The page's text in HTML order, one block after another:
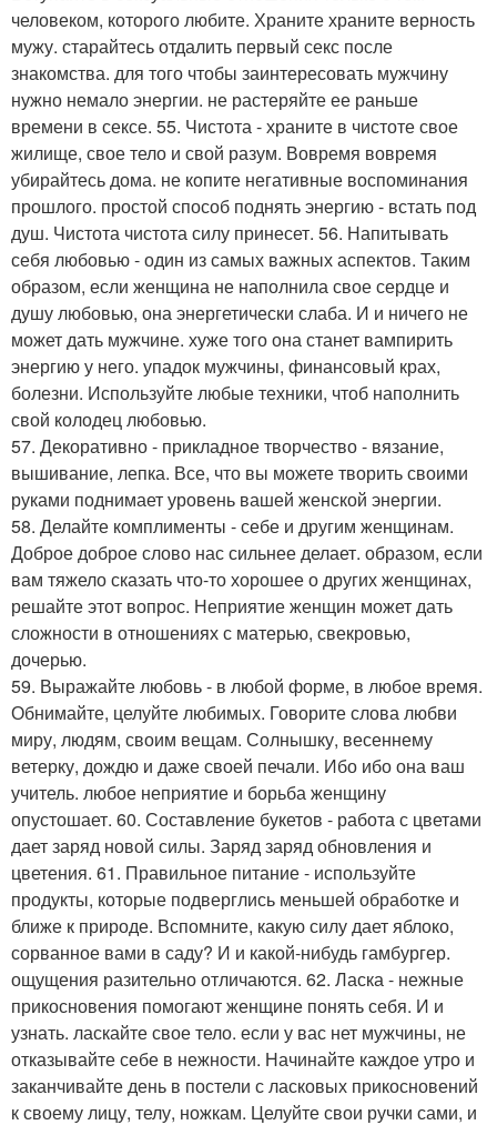
человеком, которого любите. Храните храните верность
мужу. старайтесь отдалить первый секс после
знакомства. для того чтобы заинтересовать мужчину
нужно немало энергии. не растеряйте ее раньше
времени в сексе. 55. Чистота - храните в чистоте свое
жилище, свое тело и свой разум. Вовремя вовремя
убирайтесь дома. не копите негативные воспоминания
прошлого. простой способ поднять энергию - встать под
душ. Чистота чистота силу принесет. 56. Напитывать
себя любовью - один из самых важных аспектов. Таким
образом, если женщина не наполнила свое сердце и
душу любовью, она энергетически слаба. И и ничего не
может дать мужчине. хуже того она станет вампирить
энергию у него. упадок мужчины, финансовый крах,
болезни. Используйте любые техники, чтоб наполнить
свой колодец любовью.
57. Декоративно - прикладное творчество - вязание,
вышивание, лепка. Все, что вы можете творить своими
руками поднимает уровень вашей женской энергии.
58. Делайте комплименты - себе и другим женщинам.
Доброе доброе слово нас сильнее делает. образом, если
вам тяжело сказать что-то хорошее о других женщинах,
решайте этот вопрос. Неприятие женщин может дать
сложности в отношениях с матерью, свекровью,
дочерью.
59. Выражайте любовь - в любой форме, в любое время.
Обнимайте, целуйте любимых. Говорите слова любви
миру, людям, своим вещам. Солнышку, весеннему
ветерку, дождю и даже своей печали. Ибо ибо она ваш
учитель. любое неприятие и борьба женщину
опустошает. 60. Составление букетов - работа с цветами
дает заряд новой силы. Заряд заряд обновления и
цветения. 61. Правильное питание - используйте
продукты, которые подверглись меньшей обработке и
ближе к природе. Вспомните, какую силу дает яблоко,
сорванное вами в саду? И и какой-нибудь гамбургер.
ощущения разительно отличаются. 62. Ласка - нежные
прикосновения помогают женщине понять себя. И и
узнать. ласкайте свое тело. если у вас нет мужчины, не
отказывайте себе в нежности. Начинайте каждое утро и
заканчивайте день в постели с ласковых прикосновений
к своему лицу, телу, ножкам. Целуйте свои ручки сами, и